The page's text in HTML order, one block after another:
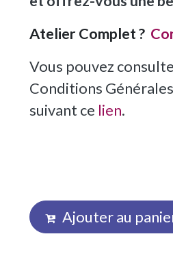
Atelier Complet ?
Vous pouvez
Conditions
suivant ce lien.
Ajouter au